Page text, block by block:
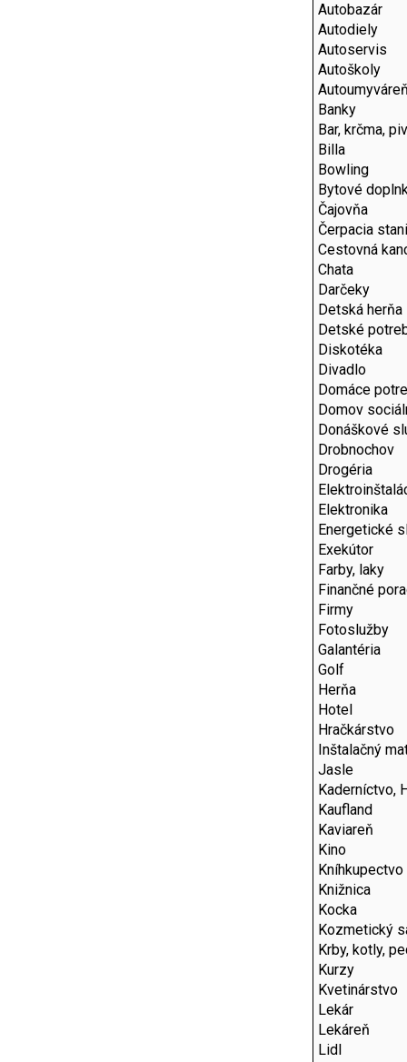
Autobazár
Autodiely
Autoservis
Autoškoly
Banky
Bar, krčma,
Billa
Bowling
Bytové
Čajovňa
Čerpacia
Cestovná
Chata
Darčeky
Detská herňa
Detské
Diskotéka
Divadlo
Domáce
Domov
Donáškové
Drobnochov
Drogéria
Elektronika
Energetické
Exekútor
Farby, laky
Finančné
Firmy
Fotoslužby
Galantéria
Golf
Herňa
Hotel
Hračkárstvo
Inštalačný
Jasle
Kaderníctvo,
Kaufland
Kaviareň
Kino
Kníhkupectvo
Knižnica
Kocka
Kozmetický
Krby, kotly,
Kurzy
Kvetinárstvo
Lekár
Lekáreň
Lidl